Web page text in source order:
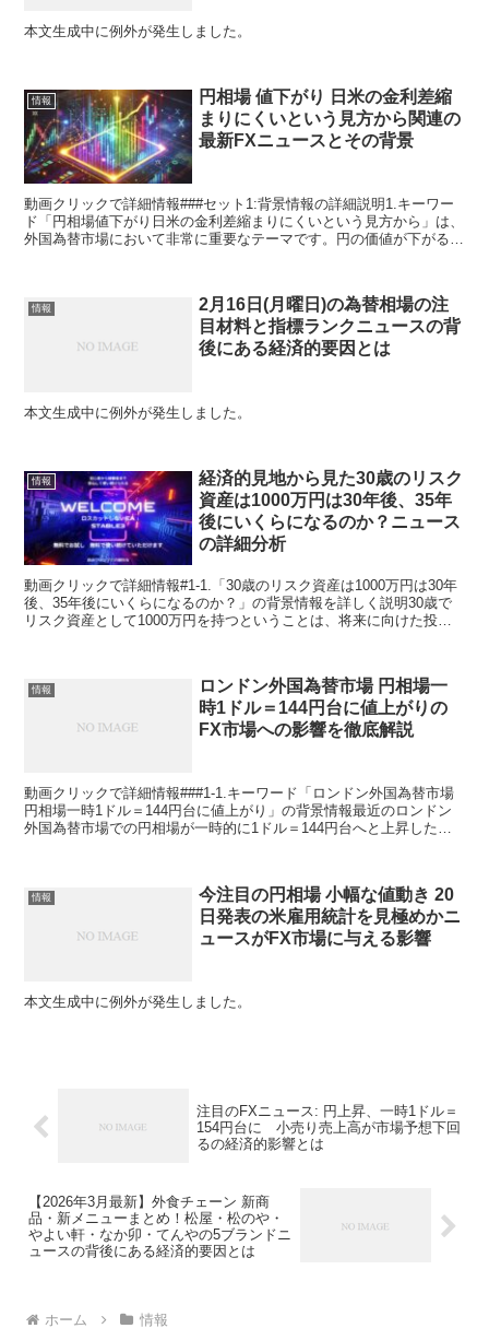
本文生成中に例外が発生しました。
情報
円相場 値下がり 日米の金利差縮
まりにくいという見方から関連の
最新FXニュースとその背景
動画クリックで詳細情報###セット1:背景情報の詳細説明1.キーワー
ド「円相場値下がり日米の金利差縮まりにくいという見方から」は、
外国為替市場において非常に重要なテーマです。円の価値が下がる
情報
2月16日(月曜日)の為替相場の注
目材料と指標ランクニュースの背
後にある経済的要因とは
本文生成中に例外が発生しました。
情報
経済的見地から見た30歳のリスク
資産は1000万円は30年後、35年
後にいくらになるのか？ニュース
の詳細分析
動画クリックで詳細情報#1-1.「30歳のリスク資産は1000万円は30年
後、35年後にいくらになるのか？」の背景情報を詳しく説明30歳で
リスク資産として1000万円を持つということは、将来に向けた投資
情報
ロンドン外国為替市場 円相場一
時1ドル＝144円台に値上がりの
FX市場への影響を徹底解説
動画クリックで詳細情報###1-1.キーワード「ロンドン外国為替市場
円相場一時1ドル＝144円台に値上がり」の背景情報最近のロンドン
外国為替市場での円相場が一時的に1ドル＝144円台へと上昇した事
情報
今注目の円相場 小幅な値動き 20
日発表の米雇用統計を見極めかニ
ュースがFX市場に与える影響
本文生成中に例外が発生しました。
注目のFXニュース: 円上昇、一時1ドル＝
154円台に 小売り売上高が市場予想下回
るの経済的影響とは
【2026年3月最新】外食チェーン 新商
品・新メニューまとめ！松屋・松のや・
やよい軒・なか卯・てんやの5ブランドニ
ュースの背後にある経済的要因とは
ホーム 情報